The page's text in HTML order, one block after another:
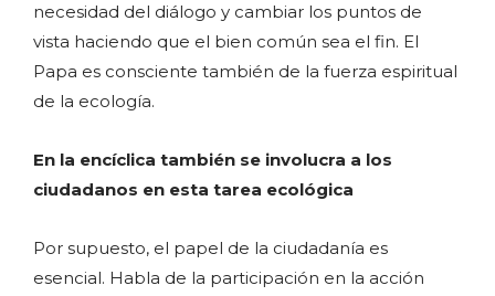
necesidad del diálogo y cambiar los puntos de
vista haciendo que el bien común sea el fin. El
Papa es consciente también de la fuerza espiritual
de la ecología.
En la encíclica también se involucra a los
ciudadanos en esta tarea ecológica
Por supuesto, el papel de la ciudadanía es
esencial. Habla de la participación en la acción